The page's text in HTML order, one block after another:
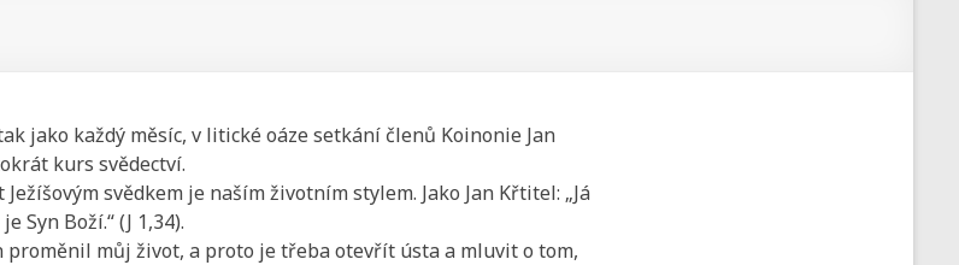
jako každý měsíc, v litické oáze setkání členů Koinonie Jan
kurs svědectví.
svědkem je naším životním stylem. Jako Jan Křtitel: „Já
Syn Boží.“ (J 1,34).
proměnil můj život, a proto je třeba otevřít ústa a mluvit o tom,